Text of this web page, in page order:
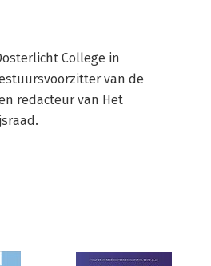
College in
van de
redacteur van Het